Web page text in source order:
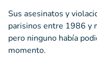
Sus asesinatos y
parisinos entre 1986 y
pero ninguno había
momento.